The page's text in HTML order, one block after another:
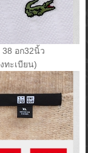
38 อก32นิ้ว
ทะเบียน)